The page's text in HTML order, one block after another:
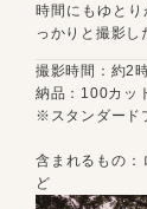
時間にもゆと
っかりと撮影し
撮影時間：約2
納品：100カッ
※スタンダード
含まれるもの：
ど